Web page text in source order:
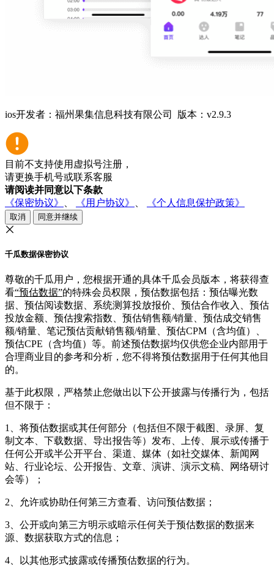
ios开发者：福州果集信息科技有限公司 版本：v2.9.3
目前不支持使用虚拟号注册，
请更换手机号或联系客服
请阅读并同意以下条款
《保密协议》
《用户协议》 《个人信息保护政策》
取消 同意并继续
千瓜数据保密协议
尊敬的千瓜用户，您根据开通的具体千瓜会员版本，将获得查
看“预估数据”的特殊会员权限，预估数据包括：预估曝光数
据、预估阅读数据、系统测算投放报价、预估合作收入、预估
投放金额、预估搜索指数、预估销售额/销量、预估成交销售
额/销量、笔记预估贡献销售额/销量、预估CPM（含均值）、
预估CPE（含均值）等。前述预估数据均仅供您企业内部用于
合理商业目的参考和分析，您不得将预估数据用于任何其他目
的。
基于此权限，严格禁止您做出以下公开披露与传播行为，包括
但不限于：
1、将预估数据或其任何部分（包括但不限于截图、录屏、复
制文本、下载数据、导出报告等）发布、上传、展示或传播于
任何公开或半公开平台、渠道、媒体（如社交媒体、新闻网
站、行业论坛、公开报告、文章、演讲、演示文稿、网络研讨
会等）；
2、允许或协助任何第三方查看、访问预估数据；
3、公开或向第三方明示或暗示任何关于预估数据的数据来
源、数据获取方式的信息；
4、以其他形式披露或传播预估数据的行为。